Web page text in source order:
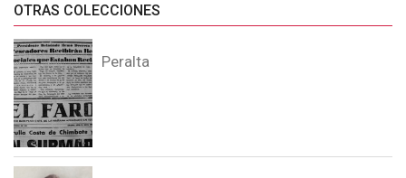
OTRAS COLECCIONES
Peralta